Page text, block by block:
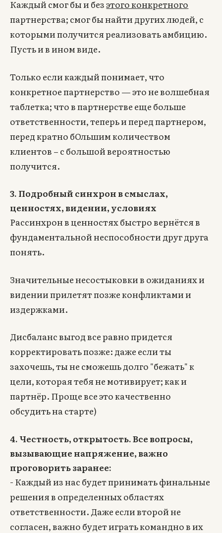
Каждый смог бы и безэтого конкретного
партнерства; смог бы найти других людей, с
которыми получится реализовать амбицию.
Пусть и в ином виде.
Только если каждый понимает, что
конкретное партнерство — это не волшебная
таблетка; что в партнерстве еще больше
ответственности, теперь и перед партнером,
перед кратно бОльшим количеством
клиентов – с большой вероятностью
получится.
3. Подробный синхрон в смыслах,
ценностях, видении, условиях
Рассинхрон в ценностях быстро вернётся в
фундаментальной неспособности друг друга
понять.
Значительные несостыковки в ожиданиях и
видении прилетят позже конфликтами и
издержками.
Дисбаланс выгод все равно придется
корректировать позже: даже если ты
захочешь, ты не сможешь долго "бежать" к
цели, которая тебя не мотивирует; как и
партнёр. Проще все это качественно
обсудить на старте)
4. Честность, открытость. Все вопросы,
вызывающие напряжение, важно
проговорить заранее:
- Каждый из нас будет принимать финальные
решения в определенных областях
ответственности. Даже если второй не
согласен, важно будет играть командно в их